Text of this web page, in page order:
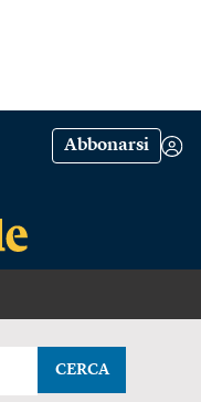
Abbonarsi
CERCA